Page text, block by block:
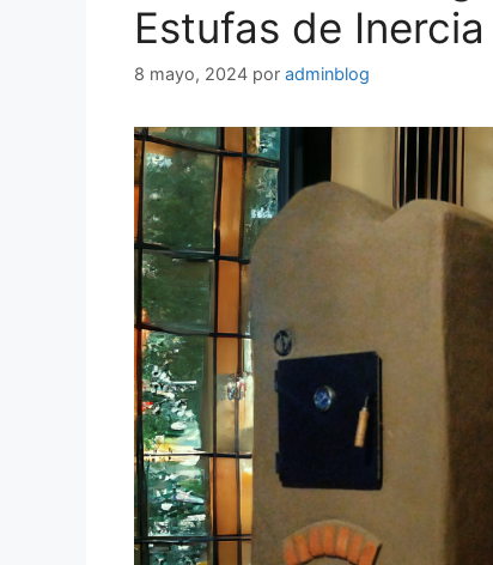
Estufas de
8 mayo, 2024 por adminblog